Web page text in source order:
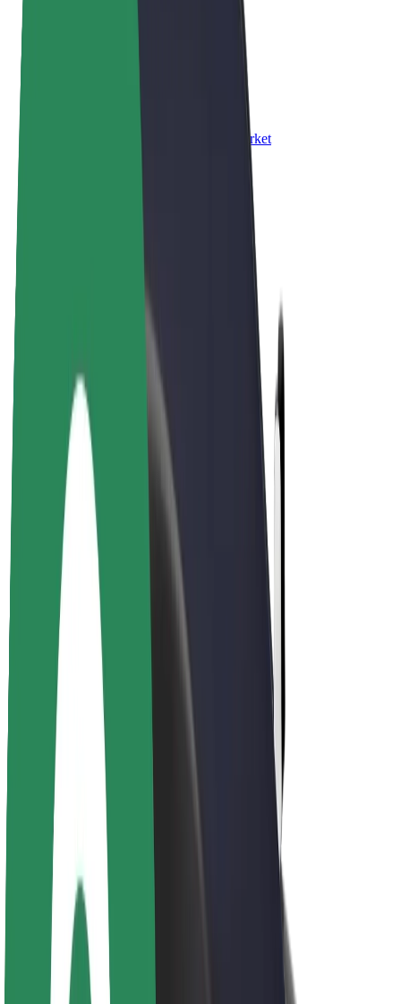
Доставка продуктів Bolt Market
Заробіток водія
Кур'єром
Заробіток курʼєра
Партнери Bolt Food
Автопаркам
Франшиза
Компанія
Кар'єра
Про компанію Bolt
Сталий розвиток у Bolt
Проєкт Нуль
Блог
Пресцентр
Правила використання бренду
Місія
Зв’язки з інвесторами
Керівництво
Бренд
Медіа
Урбаністичний фонд